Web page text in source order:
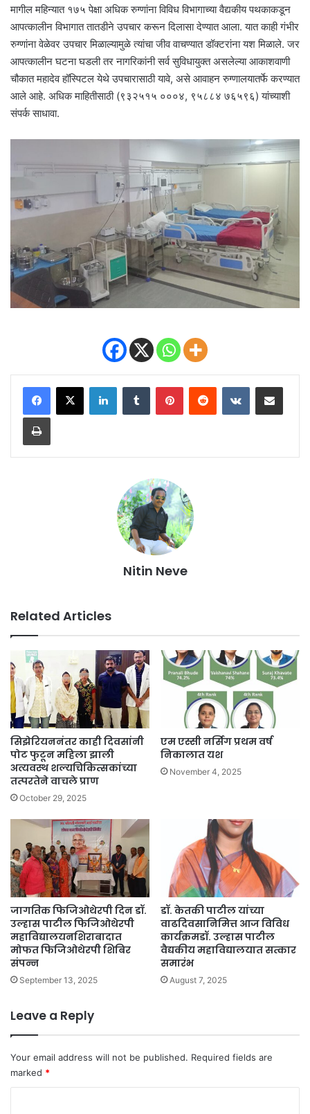
मागील महिन्यात १७५ पेक्षा अधिक रुग्णांना विविध विभागाच्या वैद्यकीय पथकाकडून
आपत्कालीन विभागात तातडीने उपचार करून दिलासा देण्यात आला. यात काही गंभीर
रुग्णांना वेळेवर उपचार मिळाल्यामुळे त्यांचा जीव वाचण्यात डॉक्टरांना यश मिळाले. जर
आपत्कालीन घटना घडली तर नागरिकांनी सर्व सुविधायुक्त असलेल्या आकाशवाणी
चौकात महादेव हॉस्पिटल येथे उपचारासाठी यावे, असे आवाहन रुग्णालयातर्फे करण्यात
आले आहे. अधिक माहितीसाठी (९३२५१५ ०००४, ९५८८४ ७६५९६) यांच्याशी
संपर्क साधावा.
LinkedInTumblr PinterestReddit VKontakteShare via Email
Print
Nitin Neve
Related Articles
सिझेरियननंतर काही दिवसांनी
पोट फुटून महिला झाली
अत्यवस्थ शल्यचिकित्सकांच्या
तत्परतेने वाचले प्राण
October 29, 2025
एम एस्सी नर्सिग प्रथम वर्ष
निकालात यश
November 4, 2025
जागतिक फिजिओथेरपी दिन डॉ.
उल्हास पाटील फिजिओथेरपी
महाविद्यालयनशिराबादात
मोफत फिजिओथेरपी शिबिर
संपन्न
September 13, 2025
डॉ. केतकी पाटील यांच्या
वाढदिवसानिमित्त आज विविध
कार्यक्रमडॉ. उल्हास पाटील
वैद्यकीय महाविद्यालयात सत्कार
समारंभ
August 7, 2025
Leave a Reply
Your email address will not be published. Required fields are
marked *